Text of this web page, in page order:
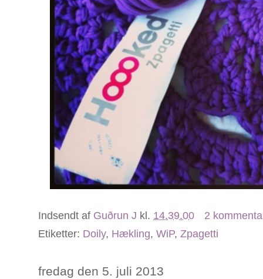
Indsendt af Guðrun J kl. 14.39.00
2
Etiketter: Doily, Hækling, WiP, Zpagetti
fredag den 5. juli 2013